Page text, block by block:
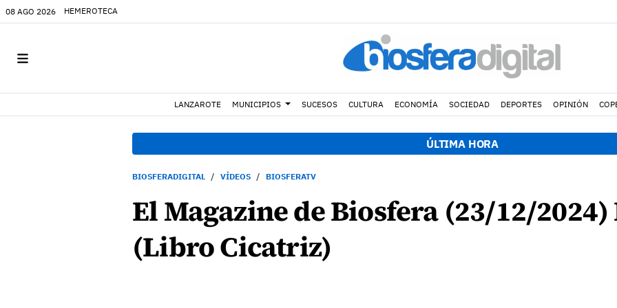
08 AGO 2026 HEMEROTECA
LANZAROTE MUNICIPIOS SUCESOS CULTURA ECONOMÍA SOCIEDAD DEPORTES OPINIÓN
ÚLTIMA HORA
BIOSFERADIGITAL VÍDEOS BIOSFERATV
El Magazine de Biosfera (23/12/
(Libro Cicatriz)